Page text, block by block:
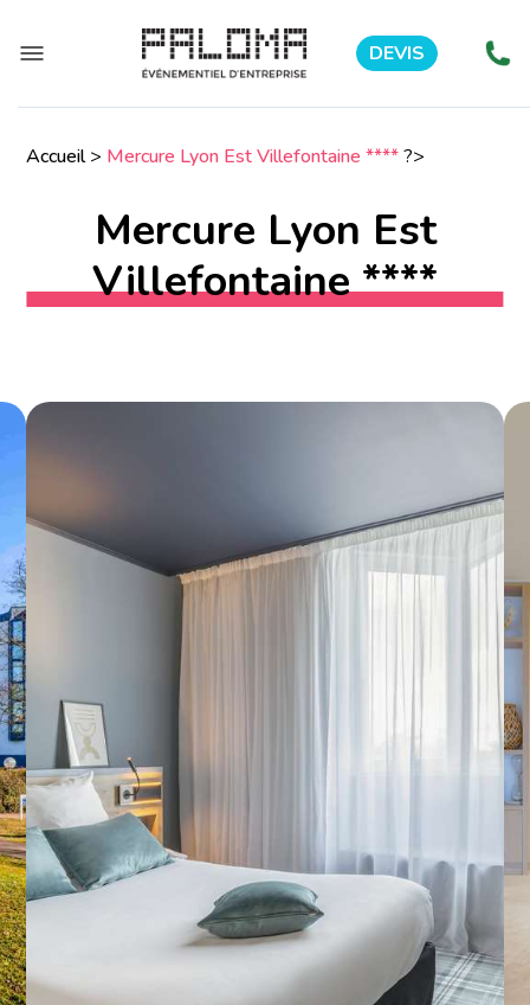
DEVIS
Accueil> Mercure Lyon Est Villefontaine ****?>
Mercure Lyon Est
Villefontaine ****